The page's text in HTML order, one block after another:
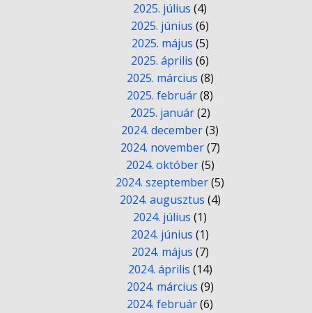
2025. július (4)
2025. június (6)
2025. május (5)
2025. április (6)
2025. március (8)
2025. február(8)
2025. január(2)
2024. december(3)
2024. november(7)
2024. október(5)
2024. szeptember(5)
2024. augusztus (4)
2024. július (1)
2024. június (1)
2024. május (7)
2024. április (14)
2024. március (9)
2024. február(6)